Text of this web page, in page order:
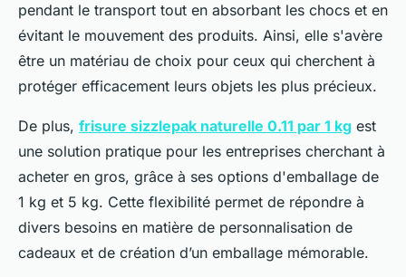
pendant le transport tout en absorbant les chocs et en
évitant le mouvement des produits. Ainsi, elle s'avère
être un matériau de choix pour ceux qui cherchent à
protéger efficacement leurs objets les plus précieux.
De plus, frisure sizzlepak naturelle 0.11 par 1 kg est
une solution pratique pour les entreprises cherchant à
acheter en gros, grâce à ses options d'emballage de
1 kg et 5 kg. Cette flexibilité permet de répondre à
divers besoins en matière de personnalisation de
cadeaux et de création d’un emballage mémorable.